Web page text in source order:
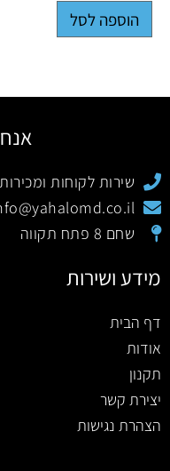
הוספה לסל
שירות לקוחות ומכירות: 055-
שחם 8 פתח תקווה
מידע ושירות
דף הבית
אודות
תקנון
יצירת קשר
הצהרת נגישות